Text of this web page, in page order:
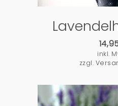
inkl.
zzgl.